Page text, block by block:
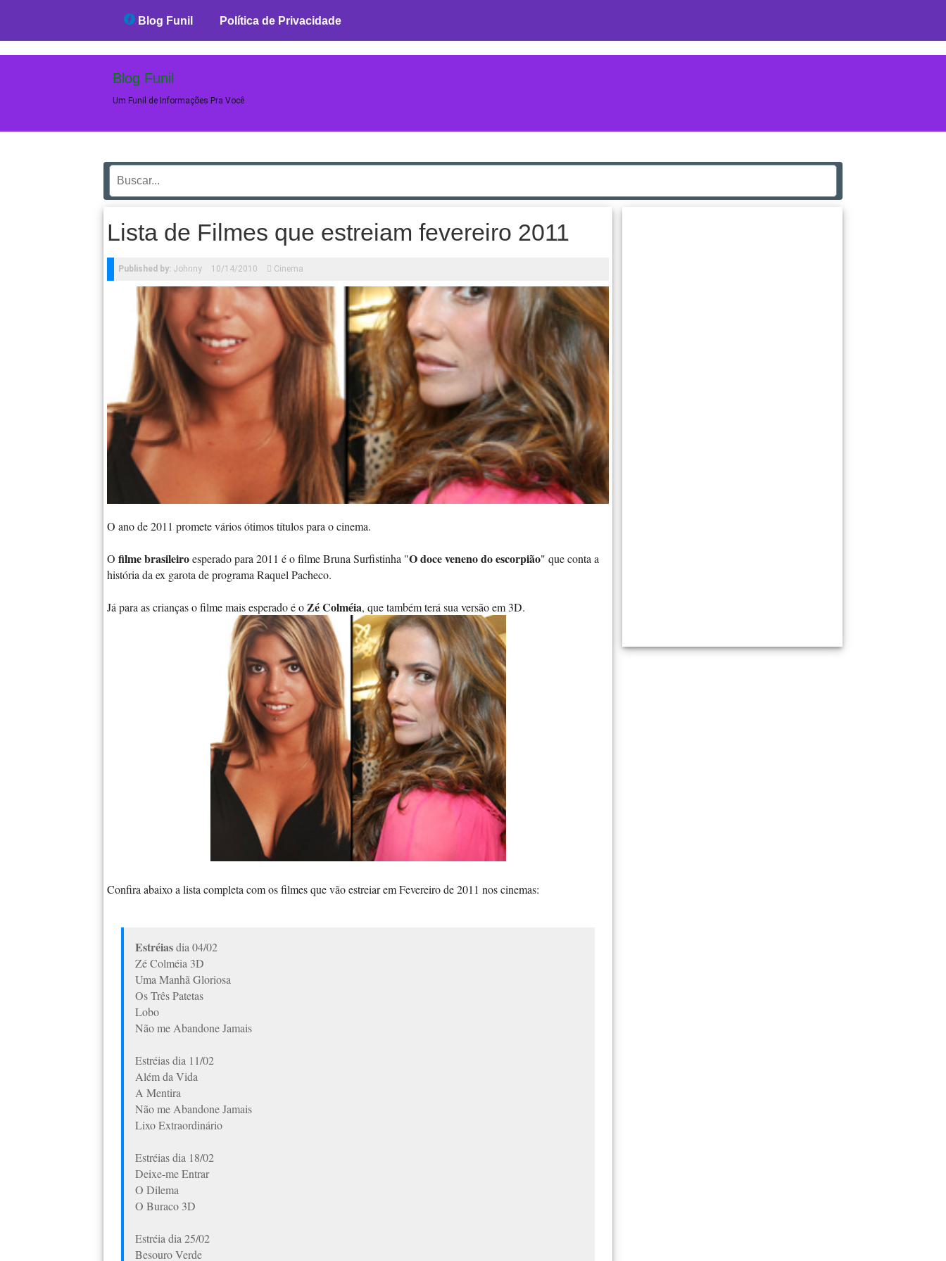
Blog Funil Política de Privacidade
Blog Funil
Um Funil de Informações Pra Você
Lista de Filmes que estreiam fevereiro 2011
Published by: Johnny 10/14/2010 Cinema
O ano de 2011 promete vários ótimos títulos para o cinema.
O filme brasileiroesperado para 2011 é o filme Bruna Surfistinha "O doce veneno do escorpião" que conta a
história da ex garota de programa Raquel Pacheco.
Já para as crianças o filme mais esperado é oZé Colméia, que também terá sua versão em 3D.
Confira abaixo a lista completa com os filmes que vão estreiar em Fevereiro de 2011 nos cinemas:
Estréiasdia 04/02
Zé Colméia 3D
Uma Manhã Gloriosa
Os Três Patetas
Lobo
Não me Abandone Jamais
Estréias dia 11/02
Além da Vida
A Mentira
Não me Abandone Jamais
Lixo Extraordinário
Estréias dia 18/02
Deixe-me Entrar
O Dilema
O Buraco 3D
Estréia dia 25/02
Besouro Verde